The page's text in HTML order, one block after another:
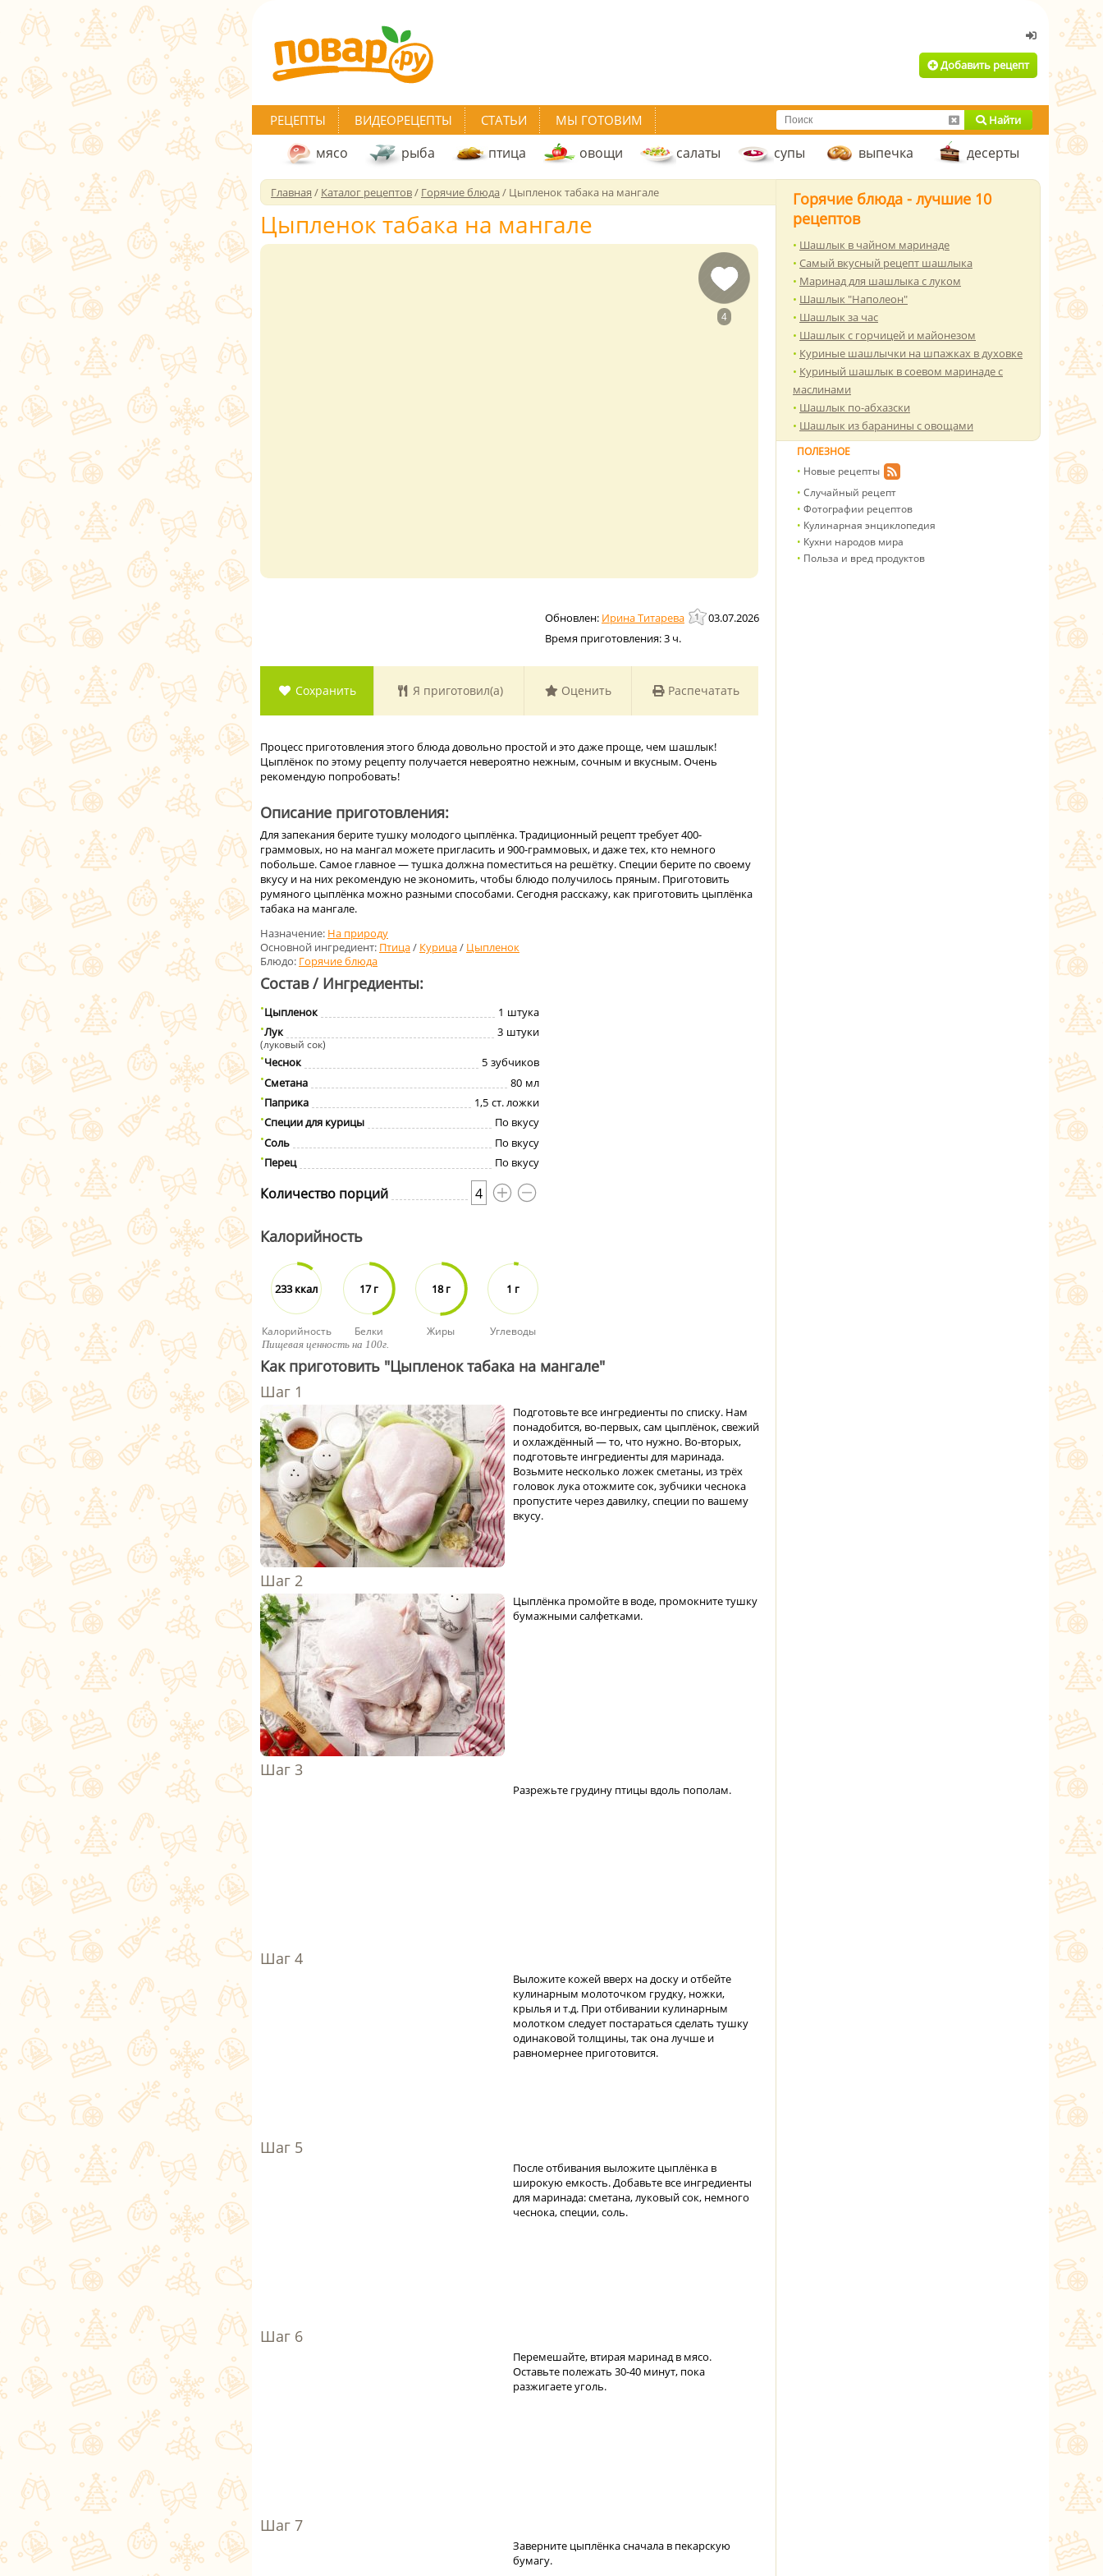
Добавить рецепт
РЕЦЕПТЫ ВИДЕОРЕЦЕПТЫ СТАТЬИ МЫ ГОТОВИМ Найти
мясо рыба птица овощи салаты супы выпечка десерты
Главная / Каталог рецептов/ Горячие блюда/ Цыпленок табака на мангале
Цыпленок табака на мангале
4
Ирина Титарева
03.07.2026
Время приготовления:3 ч.
Сохранить Я приготовил(а) Оценить Распечатать
Процесс приготовления этого блюда довольно простой и это даже проще, чем шашлык!
Цыплёнок по этому рецепту получается невероятно нежным, сочным и вкусным. Очень
рекомендую попробовать!
Описание приготовления:
Для запекания берите тушку молодого цыплёнка. Традиционный рецепт требует 400-
граммовых, но на мангал можете пригласить и 900-граммовых, и даже тех, кто немного
побольше. Самое главное — тушка должна поместиться на решётку. Специи берите по своему
вкусу и на них рекомендую не экономить, чтобы блюдо получилось пряным. Приготовить
румяного цыплёнка можно разными способами. Сегодня расскажу, как приготовить цыплёнка
табака на мангале.
Назначение: На природу
Основной ингредиент: Птица/ Курица/ Цыпленок
Блюдо: Горячие блюда
Состав / Ингредиенты:
Цыпленок 1 штука
Лук
3 штуки
(луковый сок)
Чеснок 5 зубчиков
Сметанa
80 мл
Паприка
1,5 ст. ложки
Специи для курицы
По вкусу
Соль
По вкусу
Перец
По вкусу
Количество порций 4
Калорийность
233 ккал
Калорийность
17 г
Белки
18 г
Жиры
1 г
Углеводы
Пищевая ценность на 100г.
Как приготовить "Цыпленок табака на мангале"
Подготовьте все ингредиенты по списку. Нам
понадобится, во-первых, сам цыплёнок, свежий
и охлаждённый — то, что нужно. Во-вторых,
подготовьте ингредиенты для маринада.
Возьмите несколько ложек сметаны, из трёх
головок лука отожмите сок, зубчики чеснока
пропустите через давилку, специи по вашему
вкусу.
Цыплёнка промойте в воде, промокните тушку
бумажными салфетками.
Разрежьте грудину птицы вдоль пополам.
Выложите кожей вверх на доску и отбейте
кулинарным молоточком грудку, ножки,
крылья и т.д. При отбивании кулинарным
молотком следует постараться сделать тушку
одинаковой толщины, так она лучше и
равномернее приготовится.
После отбивания выложите цыплёнка в
широкую емкость. Добавьте все ингредиенты
для маринада: сметана, луковый сок, немного
чеснока, специи, соль.
Перемешайте, втирая маринад в мясо.
Оставьте полежать 30-40 минут, пока
разжигаете уголь.
Заверните цыплёнка сначала в пекарскую
бумагу.
Горячие блюда - лучшие 10
рецептов
Шашлык в чайном маринаде
Самый вкусный рецепт шашлыка
Маринад для шашлыка с луком
Шашлык "Наполеон"
Шашлык за час
Шашлык с горчицей и майонезом
Куриные шашлычки на шпажках в духовке
Куриный шашлык в соевом маринаде с
маслинами
Шашлык по-абхазски
Шашлык из баранины с овощами
ПОЛЕЗНОЕ
Новые рецепты
Случайный рецепт
Фотографии рецептов
Кулинарная энциклопедия
Кухни народов мира
Польза и вред продуктов